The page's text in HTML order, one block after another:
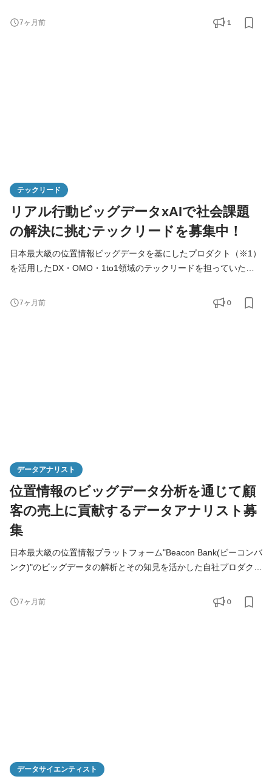
のため信頼性・可用性の向上、自動化、効率化などに取り組んで
いただくポジションです。 純粋なSREとしての業務の他に、API
7ヶ月前 1
テックリード
リアル行動ビッグデータxAIで社会課題
の解決に挑むテックリードを募集中！
日本最大級の位置情報ビッグデータを基にしたプロダクト（※1）
を活用したDX・OMO・1to1領域のテックリードを担っていただ
CRMサービス、分析サービスなど。 ●「2023年 日本テクノロジー
7ヶ月前 0
データアナリスト
位置情報のビッグデータ分析を通じて顧
客の売上に貢献するデータアナリスト募
集
日本最大級の位置情報プラットフォーム"Beacon Bank(ビーコンバ
ンク)"のビッグデータの解析とその知見を活かした自社プロダクト
関するビッグデータを取り扱いますが、それだけに留まらず、ク
ライアントニーズに応じてそれらを購買データや商品データ等と
7ヶ月前 0
データサイエンティスト